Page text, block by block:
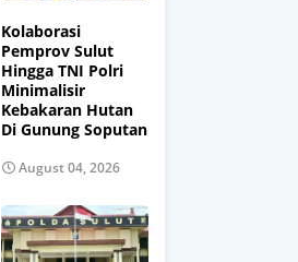
Kolaborasi
Pemprov Sulut
Hingga TNI Polri
Minimalisir
Kebakaran Hutan
Di Gunung Soputan
August 04, 2026